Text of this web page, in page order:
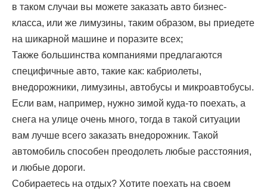
в таком случаи вы можете заказать авто бизнес-
класса, или же лимузины, таким образом, вы приедете
на шикарной машине и поразите всех;
Также большинства компаниями предлагаются
специфичные авто, такие как: кабриолеты,
внедорожники, лимузины, автобусы и микроавтобусы.
Если вам, например, нужно зимой куда-то поехать, а
снега на улице очень много, тогда в такой ситуации
вам лучше всего заказать внедорожник. Такой
автомобиль способен преодолеть любые расстояния,
и любые дороги.
Собираетесь на отдых? Хотите поехать на своем